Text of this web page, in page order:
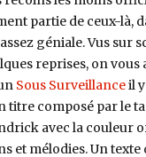
partie de ceux-là,
géniale. Vus sur
reprises, on vous
Sous Surveillanceil y
titre composé par le
avec la couleur
et mélodies. Un texte